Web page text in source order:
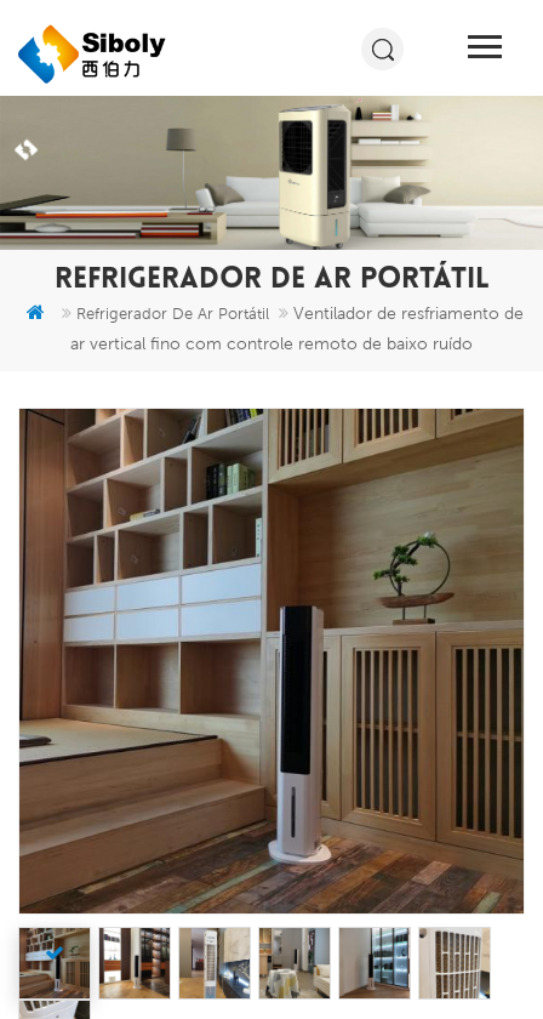
REFRIGERADOR DE AR PORTÁTIL
Refrigerador De Ar Portátil
Ventilador de resfriamento de
ar vertical fino com controle remoto de baixo ruído